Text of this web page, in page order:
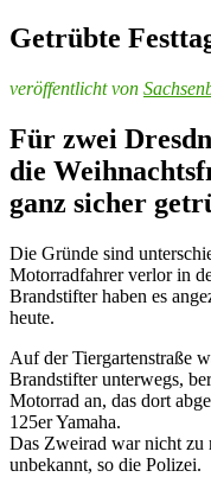
Getrübte
veröffentlicht von
Für zwei
die
ganz sicher
Die Gründe sind
Motorradfahrer verlor in
Brandstifter haben es
heute.
Auf der Tiergartenstraße
Brandstifter unterwegs,
Motorrad an, das dort
125er Yamaha.
Das Zweirad war nicht zu
unbekannt, so die Polizei.